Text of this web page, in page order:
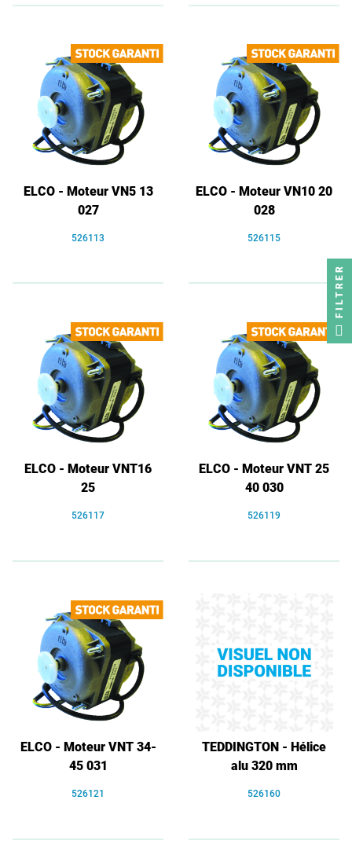
ELCO - Moteur VN5 13
027
526113
ELCO - Moteur VN10 20
028
526115
ELCO - Moteur VNT16
25
526117
ELCO - Moteur VNT 25
40 030
526119
ELCO - Moteur VNT 34-
45 031
526121
TEDDINGTON - Hélice
alu 320 mm
526160
FILTRER